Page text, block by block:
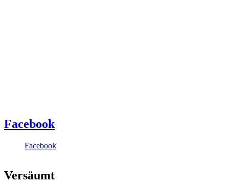
Facebook
Facebook
Versäumt